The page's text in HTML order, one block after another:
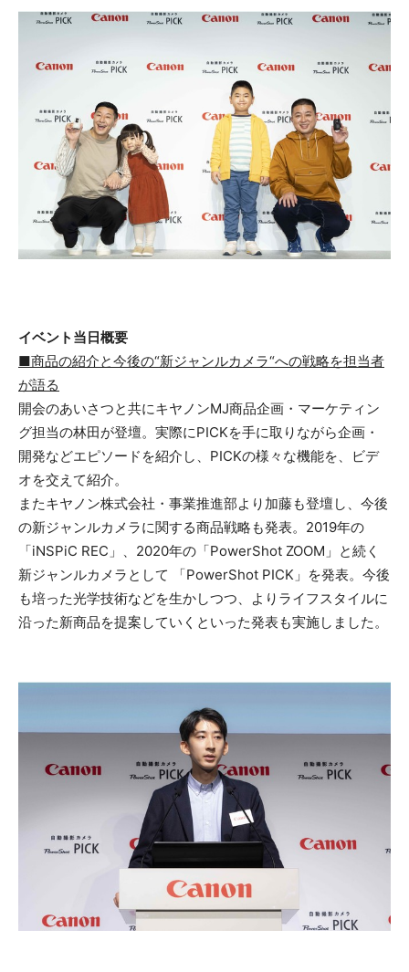
イベント当日概要
■商品の紹介と今後の“新ジャンルカメラ“への戦略を担当者
が語る
開会のあいさつと共にキヤノンMJ商品企画・マーケティン
グ担当の林田が登壇。実際にPICKを手に取りながら企画・
開発などエピソードを紹介し、PICKの様々な機能を、ビデ
オを交えて紹介。
またキヤノン株式会社・事業推進部より加藤も登壇し、今後
の新ジャンルカメラに関する商品戦略も発表。2019年の
「iNSPiC REC」、2020年の「PowerShot ZOOM」と続く
新ジャンルカメラとして 「PowerShot PICK」を発表。今後
も培った光学技術などを生かしつつ、よりライフスタイルに
沿った新商品を提案していくといった発表も実施しました。